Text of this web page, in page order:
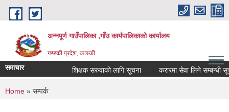
Skip to main content
अन्नपूर्ण गाउँपालिका ,गाँउ कार्यपालिकाको कार्यालय
गण्डकी प्रदेश, कास्की
समाचार शिक्षक सरुवाको लागि सूचना करारमा सेवा लिने सम्बन्धी
You are here
Home » सम्पर्क